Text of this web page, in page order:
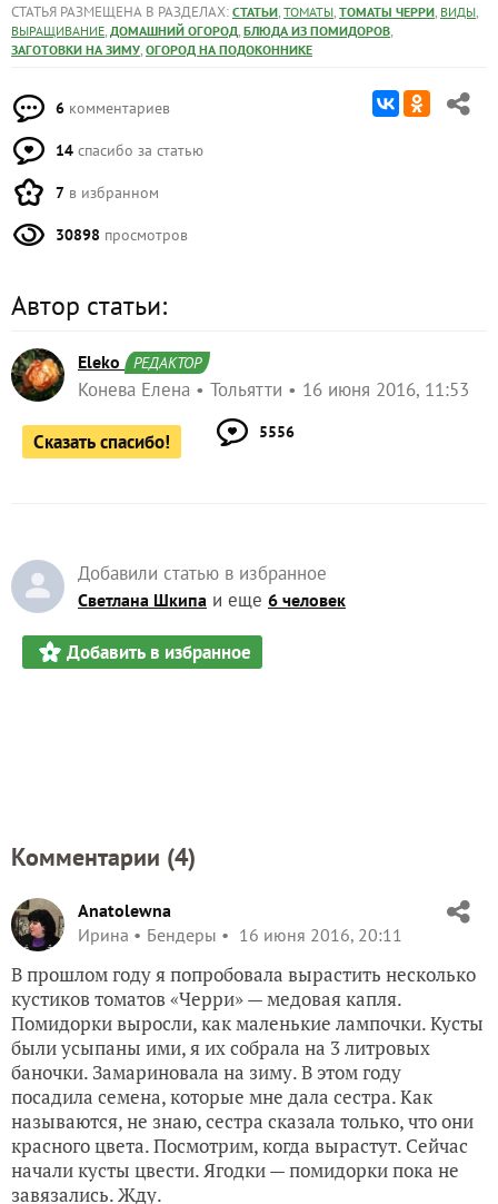
СТАТЬЯ РАЗМЕЩЕНА В РАЗДЕЛАХ: СТАТЬИ, ТОМАТЫ, ТОМАТЫ ЧЕРРИ, ВИДЫ,
ВЫРАЩИВАНИЕ, ДОМАШНИЙ ОГОРОД, БЛЮДА ИЗ ПОМИДОРОВ,
ЗАГОТОВКИ НА ЗИМУ, ОГОРОД НА ПОДОКОННИКЕ
6 комментариев
14 спасибо за статью
7 в избранном
30898 просмотров
Автор статьи:
Eleko РЕДАКТОР
Конева Елена Тольятти 16 июня 2016, 11:53
Сказать спасибо! 5556
Добавили статью в избранное
Светлана Шкипа и еще 6 человек
Добавить в избранное
Комментарии (4)
Anatolewna
Ирина
Бендеры 16 июня 2016, 20:11
В прошлом году я попробовала вырастить несколько
кустиков томатов «Черри» — медовая капля.
Помидорки выросли, как маленькие лампочки. Кусты
были усыпаны ими, я их собрала на 3 литровых
баночки. Замариновала на зиму. В этом году
посадила семена, которые мне дала сестра. Как
называются, не знаю, сестра сказала только, что они
красного цвета. Посмотрим, когда вырастут. Сейчас
начали кусты цвести. Ягодки — помидорки пока не
завязались. Жду.